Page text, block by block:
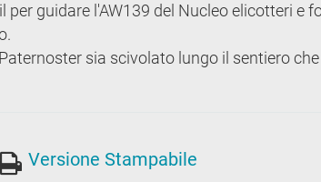
guidare l'AW139 del Nucleo elicotteri e
sia scivolato lungo il sentiero
Versione Stampabile